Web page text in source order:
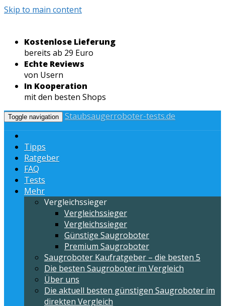
Skip to main content
Kostenlose Lieferung
bereits ab 29 Euro
Echte Reviews
von Usern
In Kooperation
mit den besten Shops
Toggle navigation Staubsaugerroboter-tests.de
Tipps
Ratgeber
FAQ
Tests
Mehr
Vergleichssieger
Vergleichssieger
Vergleichssieger
Günstige Saugroboter
Premium Saugroboter
Saugroboter Kaufratgeber – die besten 5
Die besten Saugroboter im Vergleich
Über uns
Die aktuell besten günstigen Saugroboter im
direkten Vergleich